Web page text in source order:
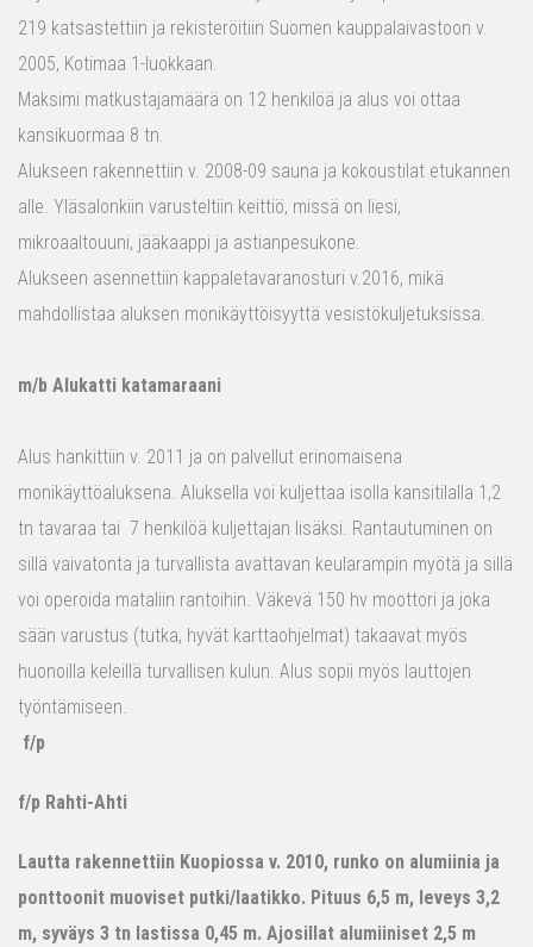
219 katsastettiin ja rekisteröitiin Suomen kauppalaivastoon v.
2005, Kotimaa 1-luokkaan.
Maksimi matkustajamäärä on 12 henkilöä ja alus voi ottaa
kansikuormaa 8 tn.
Alukseen rakennettiin v. 2008-09 sauna ja kokoustilat etukannen
alle. Yläsalonkiin varusteltiin keittiö, missä on liesi,
mikroaaltouuni, jääkaappi ja astianpesukone.
Alukseen asennettiin kappaletavaranosturi v.2016, mikä
mahdollistaa aluksen monikäyttöisyyttä vesistökuljetuksissa.
m/b Alukatti katamaraani
Alus hankittiin v. 2011 ja on palvellut erinomaisena
monikäyttöaluksena. Aluksella voi kuljettaa isolla kansitilalla 1,2
tn tavaraa tai 7 henkilöä kuljettajan lisäksi. Rantautuminen on
sillä vaivatonta ja turvallista avattavan keularampin myötä ja sillä
voi operoida mataliin rantoihin. Väkevä 150 hv moottori ja joka
sään varustus (tutka, hyvät karttaohjelmat) takaavat myös
huonoilla keleillä turvallisen kulun. Alus sopii myös lauttojen
työntämiseen.
f/p
f/p Rahti-Ahti
Lautta rakennettiin Kuopiossa v. 2010, runko on alumiinia ja
ponttoonit muoviset putki/laatikko. Pituus 6,5 m, leveys 3,2
m, syväys 3 tn lastissa 0,45 m. Ajosillat alumiiniset 2,5 m